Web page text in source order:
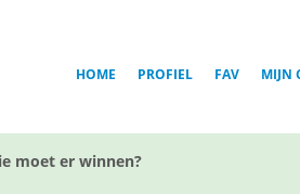
HOME PROFIEL FAV MIJN
moet er winnen?